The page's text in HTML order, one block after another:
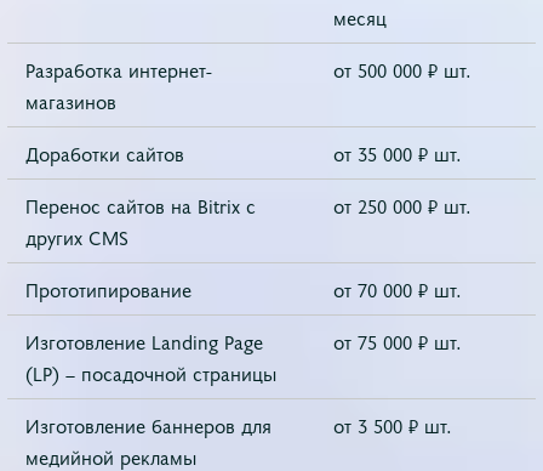
месяц
Разработка интернет-
магазинов
от 500 000 ₽ шт.
Доработки сайтов
от 35 000 ₽ шт.
Перенос сайтов на Bitrix с
других CMS
от 250 000 ₽ шт.
Прототипирование
от 70 000 ₽ шт.
Изготовление Landing Page
(LP) – посадочной страницы
от 75 000 ₽ шт.
Изготовление баннеров для
медийной рекламы
от 3 500 ₽ шт.